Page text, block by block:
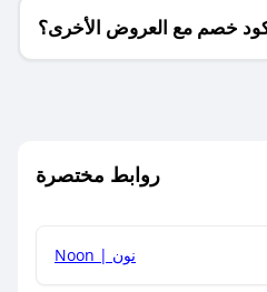
خصم مع العروض الأخرى؟
روابط مختصرة
Noon | نون